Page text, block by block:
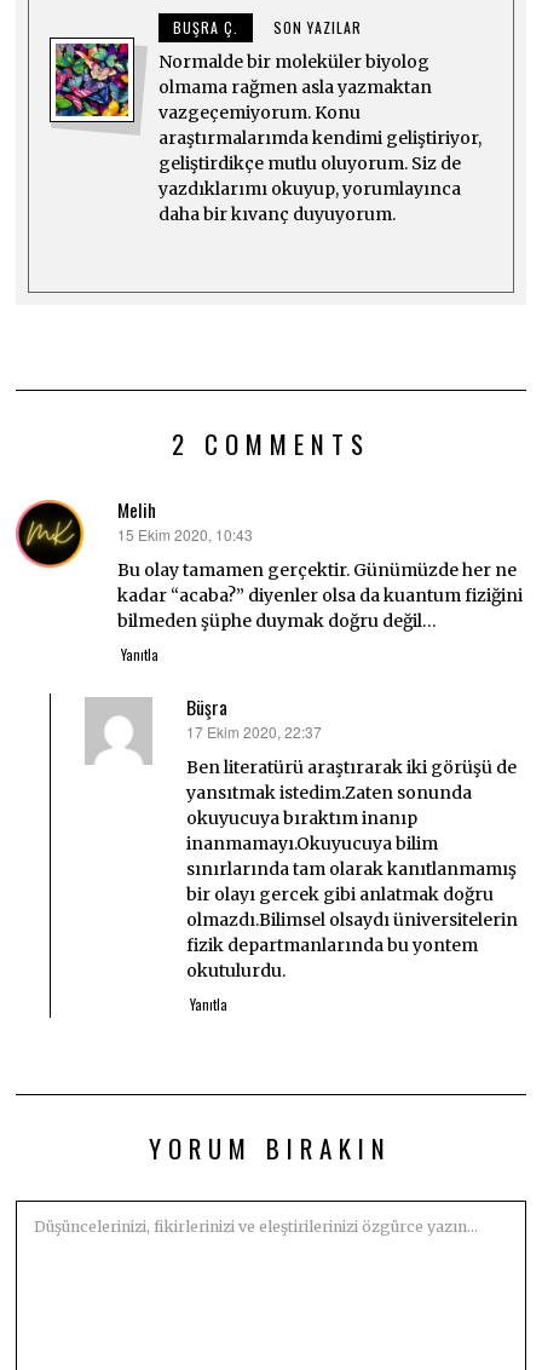
BUŞRA Ç. SON YAZILAR
Normalde bir moleküler biyolog
olmama rağmen asla yazmaktan
vazgeçemiyorum. Konu
araştırmalarımda kendimi geliştiriyor,
geliştirdikçe mutlu oluyorum. Siz de
yazdıklarımı okuyup, yorumlayınca
daha bir kıvanç duyuyorum.
2 COMMENTS
Melih
dedi
ki:
15 Ekim 2020, 10:43
Bu olay tamamen gerçektir. Günümüzde her ne
kadar “acaba?” diyenler olsa da kuantum fiziğini
bilmeden şüphe duymak doğru değil…
Yanıtla
Büşra
dedi
ki:
17 Ekim 2020, 22:37
Ben literatürü araştırarak iki görüşü de
yansıtmak istedim.Zaten sonunda
okuyucuya bıraktım inanıp
inanmamayı.Okuyucuya bilim
sınırlarında tam olarak kanıtlanmamış
bir olayı gercek gibi anlatmak doğru
olmazdı.Bilimsel olsaydı üniversitelerin
fizik departmanlarında bu yontem
okutulurdu.
Yanıtla
YORUM BIRAKIN